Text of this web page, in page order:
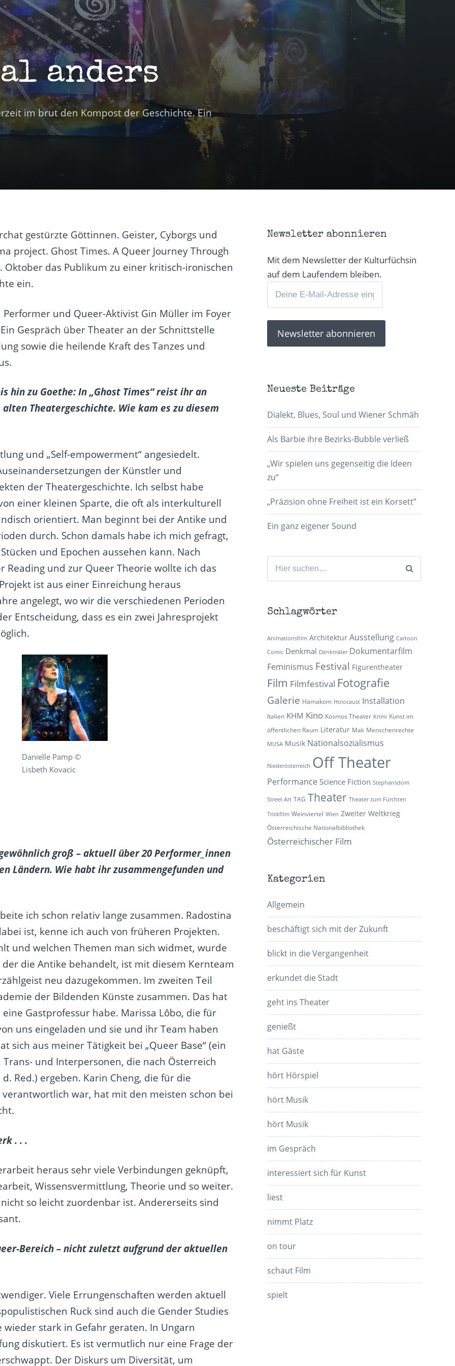
anders
im brut den Kompost der Geschichte. Ein
gestürzte Göttinnen. Geister, Cyborgs und
project. Ghost Times. A Queer Journey Through
Oktober das Publikum zu einer kritisch-ironischen
ein.
und Queer-Aktivist Gin Müller im Foyer
Gespräch über Theater an der Schnittstelle
sowie die heilende Kraft des Tanzes und
hin zu Goethe: In „Ghost Times“ reist ihr an
Theatergeschichte. Wie kam es zu diesem
und „Self-empowerment“ angesiedelt.
der Künstler und
der Theatergeschichte. Ich selbst habe
einer kleinen Sparte, die oft als interkulturell
orientiert. Man beginnt bei der Antike und
durch. Schon damals habe ich mich gefragt,
und Epochen aussehen kann. Nach
und zur Queer Theorie wollte ich das
ist aus einer Einreichung heraus
angelegt, wo wir die verschiedenen Perioden
Entscheidung, dass es ein zwei Jahresprojekt
Danielle Pamp ©
Lisbeth Kovacic
groß – aktuell über 20 Performer_innen
Ländern. Wie habt ihr zusammengefunden und
ich schon relativ lange zusammen. Radostina
ist, kenne ich auch von früheren Projekten.
und welchen Themen man sich widmet, wurde
die Antike behandelt, ist mit diesem Kernteam
neu dazugekommen. Im zweiten Teil
der Bildenden Künste zusammen. Das hat
Gastprofessur habe. Marissa Lôbo, die für
uns eingeladen und sie und ihr Team haben
sich aus meiner Tätigkeit bei „Queer Base“ (ein
und Interpersonen, die nach Österreich
Red.) ergeben. Karin Cheng, die für die
verantwortlich war, hat mit den meisten schon bei
. . .
heraus sehr viele Verbindungen geknüpft,
Wissensvermittlung, Theorie und so weiter.
so leicht zuordenbar ist. Andererseits sind
Bereich – nicht zuletzt aufgrund der aktuellen
Viele Errungenschaften werden aktuell
Ruck sind auch die Gender Studies
stark in Gefahr geraten. In Ungarn
diskutiert. Es ist vermutlich nur eine Frage der
Der Diskurs um Diversität, um
Newsletter abonnieren
Mit dem Newsletter der Kulturfüchsin
auf dem Laufendem bleiben.
Neueste Beiträge
Dialekt, Blues, Soul und Wiener Schmäh
Als Barbie ihre Bezirks-Bubble verließ
„Wir spielen uns gegenseitig die Ideen
zu“
„Präzision ohne Freiheit ist ein Korsett”
Ein ganz eigener Sound
Suchen
Schlagwörter
Animationsfilm Architektur Ausstellung Cartoon
Comic Denkmal Denkmäler Dokumentarfilm
Feminismus Festival Figurentheater
Film Filmfestival Fotografie
Galerie Hamakom Holocaust Installation
Italien KHM Kino Kosmos Theater Krimi Kunst im
öffentlichen Raum Literatur Mak Menschenrechte
MUSA Musik Nationalsozialismus
Niederösterreich Off Theater
Performance Science Fiction Stephansdom
Street Art TAG Theater Theater zum Fürchten
Trickfilm Weinviertel Wien Zweiter Weltkrieg
Österreichische Nationalbibliothek
Österreichischer Film
Kategorien
Allgemein
beschäftigt sich mit der Zukunft
blickt in die Vergangenheit
erkundet die Stadt
geht ins Theater
genießt
hat Gäste
hört Hörspiel
hört Musik
hört Musik
im Gespräch
interessiert sich für Kunst
liest
nimmt Platz
on tour
schaut Film
spielt